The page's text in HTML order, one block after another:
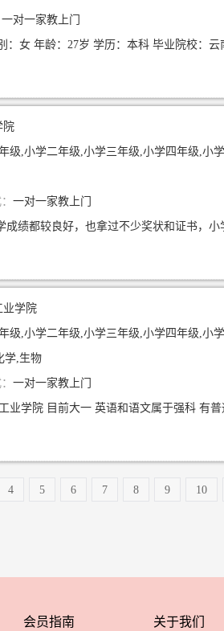
一对一家教上门
院
级,小学二年级,小学三年级,小学四年级,小
一对一家教上门
业学院
小学二年级,小学三年级,小学四年级,小学五年级,小学
学,生物
一对一家教上门
4 5 6 7 8 9 10
会员指南 关于我们